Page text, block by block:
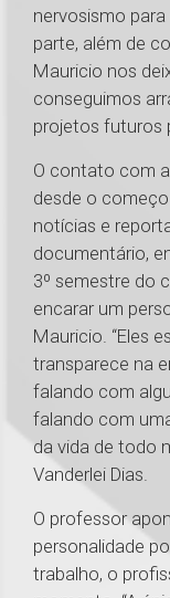
nervosismo para
parte, além de
Mauricio nos
conseguimos
projetos futuros
O contato com
desde o
notícias e
documentário,
3º semestre do
encarar um
Mauricio. “Eles
transparece na
falando com
falando com
da vida de todo
Vanderlei Dias.
O professor
personalidade
trabalho, o